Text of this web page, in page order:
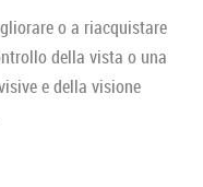
o a riacquistare
della vista o una
e della visione